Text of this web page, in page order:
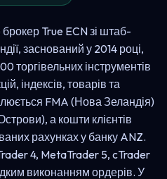
True ECN зі штаб-
заснований у 2014 році,
торгівельних інструментів
індексів, товарів та
FMA (Нова Зеландія)
а кошти клієнтів
рахунках у банку ANZ.
4, MetaTrader 5, cTrader
виконанням ордерів. У